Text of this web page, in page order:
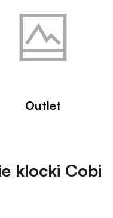
Outlet
klocki Cobi